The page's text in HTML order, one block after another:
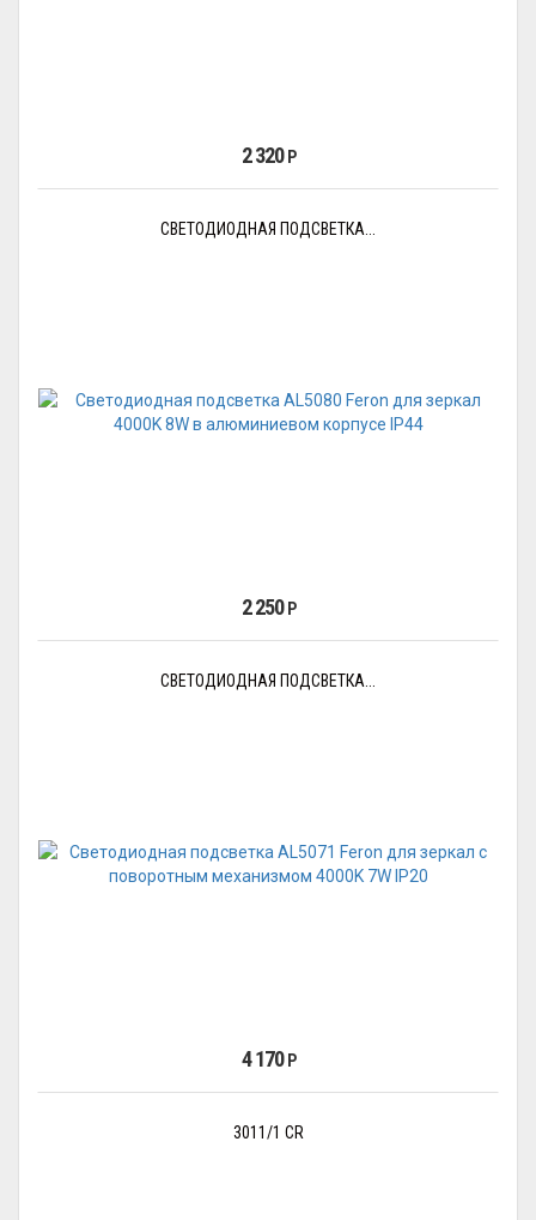
2 320 Р
СВЕТОДИОДНАЯ ПОДСВЕТКА...
2 250 Р
СВЕТОДИОДНАЯ ПОДСВЕТКА...
4 170 Р
3011/1 CR